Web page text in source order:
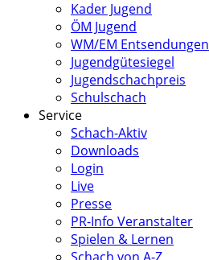
Kader Jugend
ÖM Jugend
WM/EM Entsendungen
Jugendgütesiegel
Jugendschachpreis
Schulschach
Service
Schach-Aktiv
Downloads
Login
Live
Presse
PR-Info Veranstalter
Spielen & Lernen